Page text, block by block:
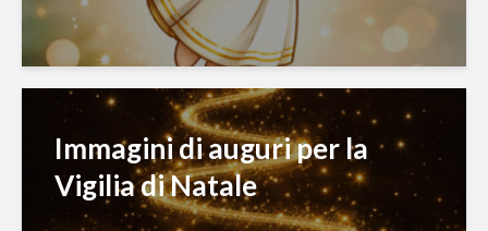
Immagini di auguri per la
Vigilia di Natale